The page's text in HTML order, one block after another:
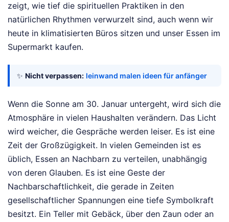
zeigt, wie tief die spirituellen Praktiken in den
natürlichen Rhythmen verwurzelt sind, auch wenn wir
heute in klimatisierten Büros sitzen und unser Essen im
Supermarkt kaufen.
✨ Nicht verpassen: leinwand malen ideen für anfänger
Wenn die Sonne am 30. Januar untergeht, wird sich die
Atmosphäre in vielen Haushalten verändern. Das Licht
wird weicher, die Gespräche werden leiser. Es ist eine
Zeit der Großzügigkeit. In vielen Gemeinden ist es
üblich, Essen an Nachbarn zu verteilen, unabhängig
von deren Glauben. Es ist eine Geste der
Nachbarschaftlichkeit, die gerade in Zeiten
gesellschaftlicher Spannungen eine tiefe Symbolkraft
besitzt. Ein Teller mit Gebäck, über den Zaun oder an